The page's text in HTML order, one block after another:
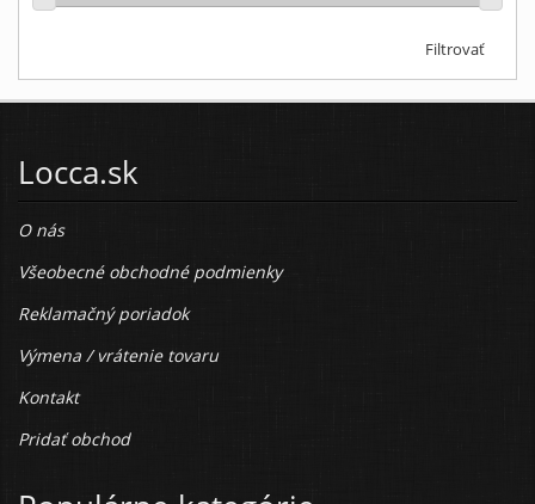
Filtrovať
Locca.sk
O nás
Všeobecné obchodné podmienky
Reklamačný poriadok
Výmena / vrátenie tovaru
Kontakt
Pridať obchod